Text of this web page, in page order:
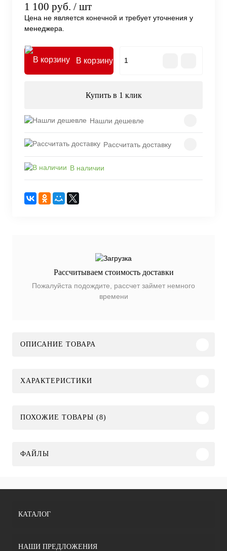
1 100 руб. / шт
Цена не является конечной и требует уточнения у
менеджера.
В корзину
Купить в 1 клик
Нашли дешевле
Рассчитать доставку
В наличии
Рассчитываем стоимость доставки
Пожалуйста подождите, рассчет займет немного
времени
ОПИСАНИЕ ТОВАРА
ХАРАКТЕРИСТИКИ
ПОХОЖИЕ ТОВАРЫ (8)
ФАЙЛЫ
КАТАЛОГ
НАШИ ПРЕДЛОЖЕНИЯ